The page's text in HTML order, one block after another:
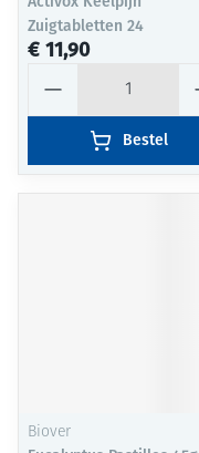
Zuigtabletten 24
€ 11,90
Bestel
Biover